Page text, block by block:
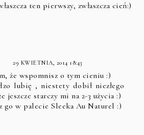
ten pierwszy, zwłaszcza cień:)
29 KWIETNIA, 2014 18:43
że wspomnisz o tym cieniu :)
lubię , niestety dobił niezłego
jeszcze starczy mi na 2-3 użycia :)
go w palecie Sleeka Au Naturel :)